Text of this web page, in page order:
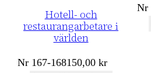
Hotell- och
restaurangarbetare i
världen
Nr 167-168150,00kr
Nr